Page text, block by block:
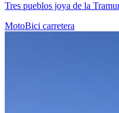
Tres pueblos joya de la
MotoBici carretera